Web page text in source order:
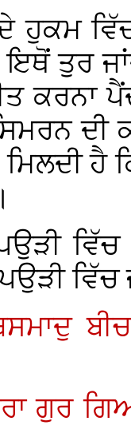
ਹੁਕਮ
ਇਥੋਂ ਤੁਰ
ਕਰਨਾ
ਦੀ
ਹੈ
ਵਿੱਚ
ਗੁਰ